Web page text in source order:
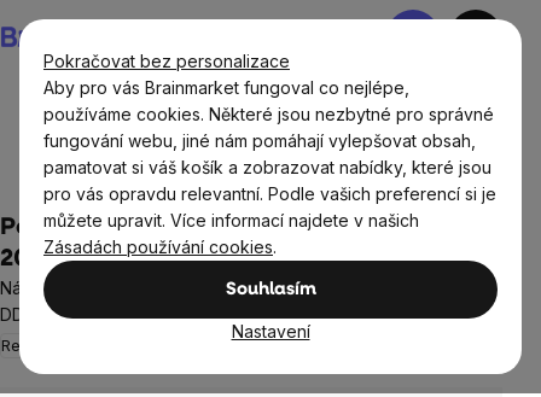
Pokračovat bez personalizace
Aby pro vás Brainmarket fungoval co nejlépe,
používáme cookies. Některé jsou nezbytné pro správné
fungování webu, jiné nám pomáhají vylepšovat obsah,
pamatovat si váš košík a zobrazovat nabídky, které jsou
pro vás opravdu relevantní. Podle vašich preferencí si je
můžete upravit. Více informací najdete v našich
Zásadách používání cookies.
Souhlasím
Nastavení
na
obsah
Nákupní
Doplňky stravy a výživa
Minerály a Multiminerály
Hořčík
Performance Magnesium®, 1000 mg, Hořčík
200 mg + Vitamín B6 P5P, 100 vegan kapslí
Náš nejlépe vstřebatelný hořčík bisglycinát MagChel® 53%
DDD + Aktivní forma vitamínu B6 100% DDD, doplněk stravy
Regenerace
hodnocení
735 hodnocení